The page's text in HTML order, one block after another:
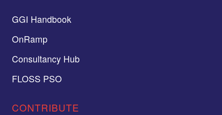
GGI Handbook
OnRamp
Consultancy Hub
FLOSS PSO
CONTRIBUTE